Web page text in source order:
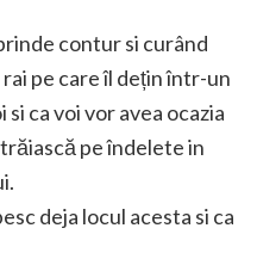
contur si curând
pe care îl dețin într-un
ca voi vor avea ocazia
pe îndelete in
deja locul acesta si ca